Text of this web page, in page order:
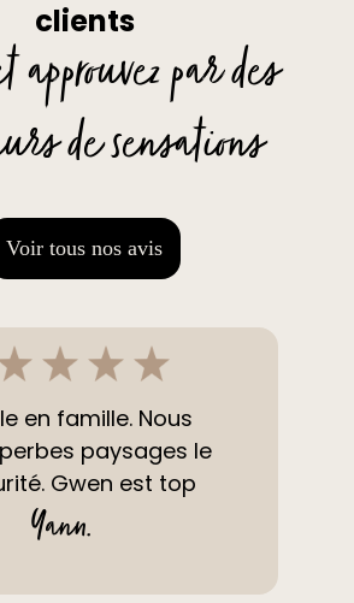
clients
approuvez par des
de sensations
Voir tous nos avis
en famille. Nous
paysages le
Gwen est top
Yann.